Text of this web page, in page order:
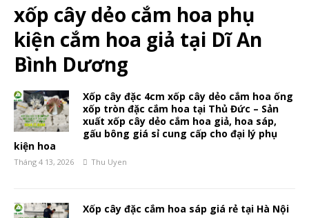
xốp cây dẻo cắm hoa phụ
kiện cắm hoa giả tại Dĩ An
Bình Dương
Xốp cây đặc 4cm xốp cây dẻo cắm hoa ống
xốp tròn đặc cắm hoa tại Thủ Đức – Sản
xuất xốp cây dẻo cắm hoa giả, hoa sáp,
gấu bông giá sỉ cung cấp cho đại lý phụ
kiện hoa
Tháng 4 13, 2026 Thu Uyen
Xốp cây đặc cắm hoa sáp giá rẻ tại Hà Nội